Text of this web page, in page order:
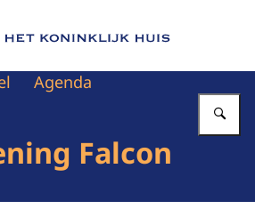
van Het Koninklijk Huis
Agenda
Falcon